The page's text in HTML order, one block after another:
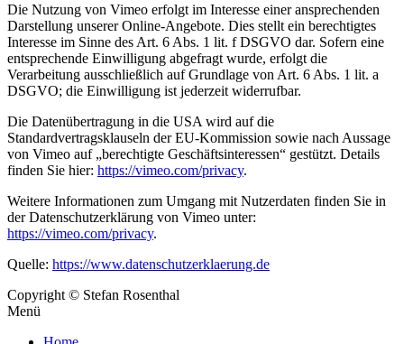
Die Nutzung von Vimeo erfolgt im Interesse einer ansprechenden
Darstellung unserer Online-Angebote. Dies stellt ein berechtigtes
Interesse im Sinne des Art. 6 Abs. 1 lit. f DSGVO dar. Sofern eine
entsprechende Einwilligung abgefragt wurde, erfolgt die
Verarbeitung ausschließlich auf Grundlage von Art. 6 Abs. 1 lit. a
DSGVO; die Einwilligung ist jederzeit widerrufbar.
Die Datenübertragung in die USA wird auf die
Standardvertragsklauseln der EU-Kommission sowie nach Aussage
von Vimeo auf „berechtigte Geschäftsinteressen“ gestützt. Details
finden Sie hier: https://vimeo.com/privacy.
Weitere Informationen zum Umgang mit Nutzerdaten finden Sie in
der Datenschutzerklärung von Vimeo unter:
https://vimeo.com/privacy.
Quelle: https://www.datenschutzerklaerung.de
Copyright © Stefan Rosenthal
Menü